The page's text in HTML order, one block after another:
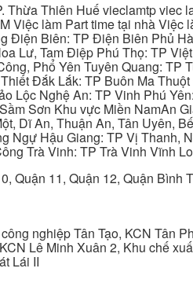
Thiên Huế vieclamtp viec
Việc làm Part time tại nhà Việc
Điện Biên: TP Điện Biên Phủ
Lư, Tam Điệp Phú Thọ: TP
Phổ Yên Tuyên Quang: TP
Đắk Lắk: TP Buôn Ma
Lộc Nghệ An: TP Vinh Phú
Sơn Khu vực Miền NamAn
Dĩ An, Thuận An, Tân Uyên,
Hậu Giang: TP Vị Thanh,
Trà Vinh: TP Trà Vinh Vĩnh
Quận 11, Quận 12, Quận Bình
nghiệp Tân Tạo, KCN Tân
Lê Minh Xuân 2, Khu chế
Lái II